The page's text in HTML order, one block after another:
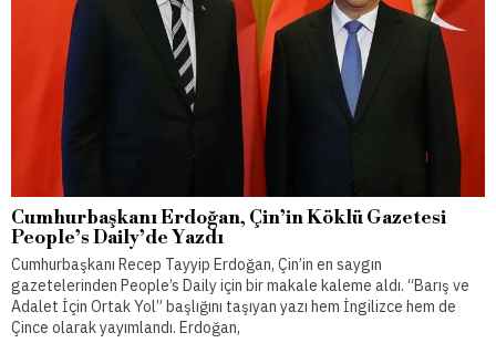
Cumhurbaşkanı Erdoğan, Çin’in Köklü Gazetesi
People’s Daily’de Yazdı
Cumhurbaşkanı Recep Tayyip Erdoğan, Çin’in en saygın
gazetelerinden People’s Daily için bir makale kaleme aldı. “Barış ve
Adalet İçin Ortak Yol” başlığını taşıyan yazı hem İngilizce hem de
Çince olarak yayımlandı. Erdoğan,